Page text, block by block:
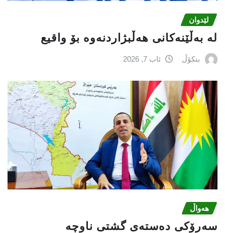
لێدوان
لە بەڵێنەکانی هەڵبژاردنەوە بۆ واقیع
بنکۆڵ ئاب 7, 2026
هەواڵ
سه‌رۆكی دەستەی گشتی ناوچە